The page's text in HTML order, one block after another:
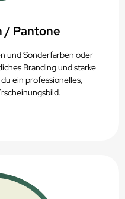
/ Pantone
und Sonderfarben oder
Branding und starke
ein professionelles,